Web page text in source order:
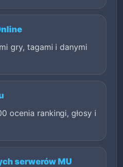
gry, tagami i danymi
ocenia rankingi, głosy i
serwerów MU